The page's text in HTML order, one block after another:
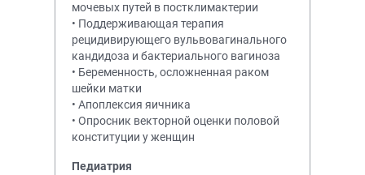
мочевых путей в постклимактерии
• Поддерживающая терапия
рецидивирующего вульвовагинального
кандидоза и бактериального вагиноза
• Беременность, осложненная раком
шейки матки
• Апоплексия яичника
• Опросник векторной оценки половой
конституции у женщин
Педиатрия